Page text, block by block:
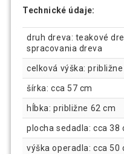
Technické údaje:
druh dreva: teakové
spracovania dreva
celková výška:
šírka: cca 57 cm
hĺbka: približne 62 cm
plocha sedadla: cca 38
výška operadla: cca 50